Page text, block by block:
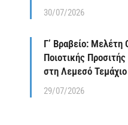
30/07/2026
Γ’ Βραβείο:
Ποιοτικής
στη Λεμεσό
29/07/2026